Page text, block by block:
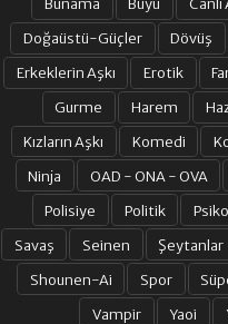
Bunama Büyü
Doğaüstü-Güçler
Dövüş
Erkeklerin Aşkı
Erotik
Gurme
Harem
Kızların Aşkı
Komedi
Ninja
OAD - ONA - OVA
Polisiye
Politik
Savaş
Seinen Şeytanlar
Shounen-Ai
Spor
Vampir
Yaoi